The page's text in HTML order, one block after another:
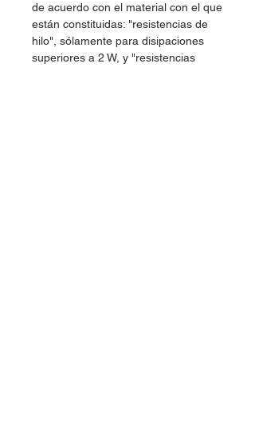
de acuerdo con el material con el que
están constituidas: "resistencias de
hilo", sólamente para disipaciones
superiores a 2 W, y "resistencias